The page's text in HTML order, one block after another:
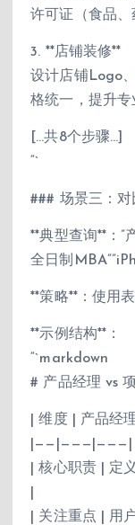
许可证（食品、
3. **店铺装修**
设计店铺Logo
格统一，提升专
[…共8个步骤…]
“`
### 场景三：对
**典型查询**：”
全日制
**策略**：使用
**示例结构**：
“`markdown
# 产品经理 vs
| 维度 | 产品经
|——|———|———|
| 核心职责 | 定
| 关注重点 | 用